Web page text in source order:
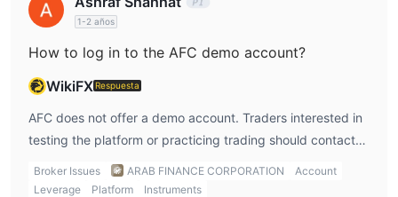
1-2 años
How to log in to the AFC demo account?
WikiFX Respuesta
AFC does not offer a demo account. Traders interested in
testing the platform or practicing trading should contact
AFC for more information on available alternatives.
Broker Issues ARAB FINANCE CORPORATION
Account
Leverage
Platform
Instruments